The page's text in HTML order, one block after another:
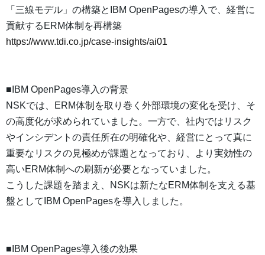
「三線モデル」の構築とIBM OpenPagesの導入で、経営に
貢献するERM体制を再構築
https://www.tdi.co.jp/case-insights/ai01
■IBM OpenPages導入の背景
NSKでは、ERM体制を取り巻く外部環境の変化を受け、そ
の高度化が求められていました。一方で、社内ではリスク
やインシデントの責任所在の明確化や、経営にとって真に
重要なリスクの見極めが課題となっており、より実効性の
高いERM体制への刷新が必要となっていました。
こうした課題を踏まえ、NSKは新たなERM体制を支える基
盤としてIBM OpenPagesを導入しました。
■IBM OpenPages導入後の効果